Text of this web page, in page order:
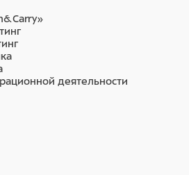
деятельности